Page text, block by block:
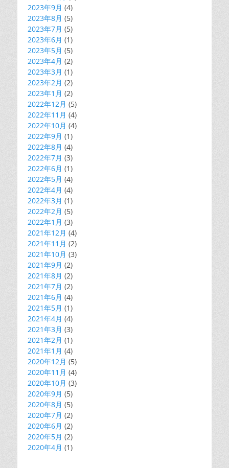
2023年9月 (4)
2023年8月 (5)
2023年7月 (5)
2023年6月 (1)
2023年5月 (5)
2023年4月 (2)
2023年3月 (1)
2023年2月 (2)
2023年1月 (2)
2022年12月 (5)
2022年11月 (4)
2022年10月 (4)
2022年9月 (1)
2022年8月 (4)
2022年7月 (3)
2022年6月 (1)
2022年5月 (4)
2022年4月 (4)
2022年3月 (1)
2022年2月 (5)
2022年1月 (3)
2021年12月 (4)
2021年11月 (2)
2021年10月 (3)
2021年9月 (2)
2021年8月 (2)
2021年7月 (2)
2021年6月 (4)
2021年5月 (1)
2021年4月 (4)
2021年3月 (3)
2021年2月 (1)
2021年1月 (4)
2020年12月 (5)
2020年11月 (4)
2020年10月 (3)
2020年9月 (5)
2020年8月 (5)
2020年7月 (2)
2020年6月 (2)
2020年5月 (2)
2020年4月 (1)